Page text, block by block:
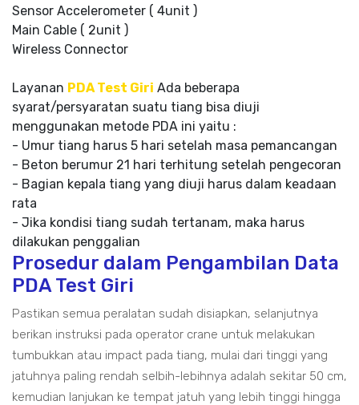
Sensor Accelerometer ( 4unit )
Main Cable ( 2unit )
Wireless Connector
Layanan PDA Test Giri Ada beberapa
syarat/persyaratan suatu tiang bisa diuji
menggunakan metode PDA ini yaitu :
- Umur tiang harus 5 hari setelah masa pemancangan
- Beton berumur 21 hari terhitung setelah pengecoran
- Bagian kepala tiang yang diuji harus dalam keadaan
rata
- Jika kondisi tiang sudah tertanam, maka harus
dilakukan penggalian
Prosedur dalam Pengambilan Data
PDA Test Giri
Pastikan semua peralatan sudah disiapkan, selanjutnya
berikan instruksi pada operator crane untuk melakukan
tumbukkan atau impact pada tiang, mulai dari tinggi yang
jatuhnya paling rendah selbih-lebihnya adalah sekitar 50 cm,
kemudian lanjukan ke tempat jatuh yang lebih tinggi hingga